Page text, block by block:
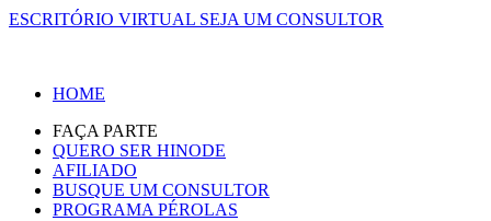
ESCRITÓRIO VIRTUAL SEJA UM CONSULTOR
HOME
FAÇA PARTE
QUERO SER HINODE
AFILIADO
BUSQUE UM CONSULTOR
PROGRAMA PÉROLAS